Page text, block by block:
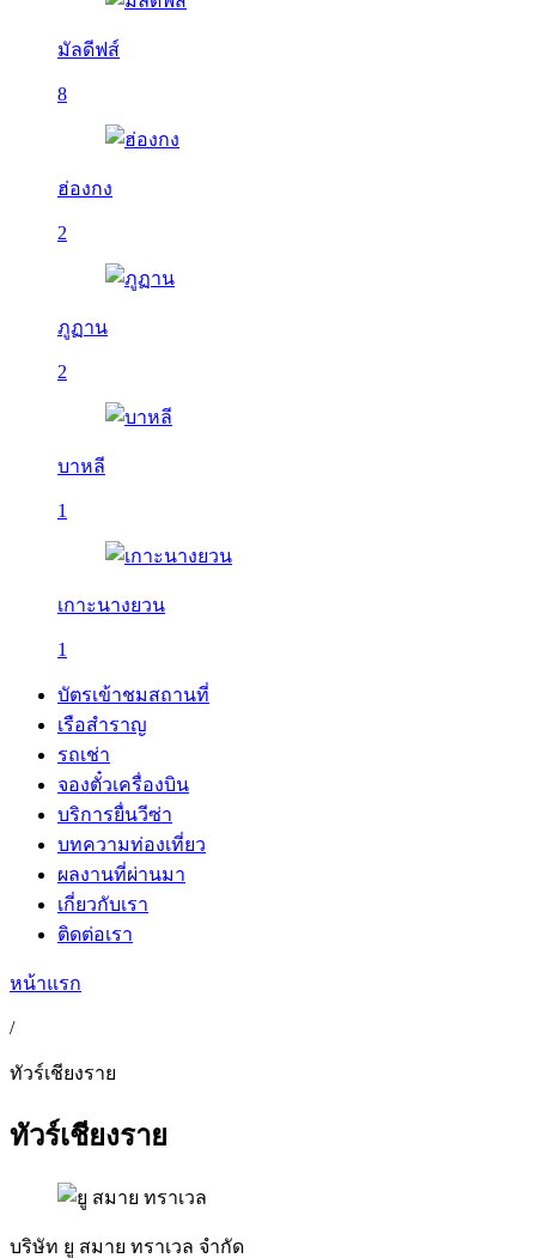
มัลดีฟส์
8
ฮ่องกง
2
ภูฏาน
2
บาหลี
1
เกาะนางยวน
1
บัตรเข้าชมสถานที่
เรือสำราญ
รถเช่า
จองตั๋วเครื่องบิน
บริการยื่นวีซ่า
บทความท่องเที่ยว
ผลงานที่ผ่านมา
เกี่ยวกับเรา
ติดต่อเรา
หน้าแรก
/
ทัวร์เชียงราย
ทัวร์เชียงราย
บริษัท ยู สมาย ทราเวล จำกัด